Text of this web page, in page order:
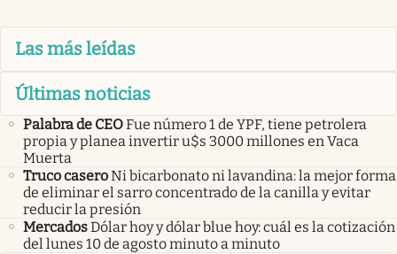
Las más leídas
Últimas noticias
Palabra de CEOFue número 1 de YPF, tiene petrolera
propia y planea invertir u$s 3000 millones en Vaca
Muerta
Truco caseroNi bicarbonato ni lavandina: la mejor forma
de eliminar el sarro concentrado de la canilla y evitar
reducir la presión
MercadosDólar hoy y dólar blue hoy: cuál es la cotización
del lunes 10 de agosto minuto a minuto